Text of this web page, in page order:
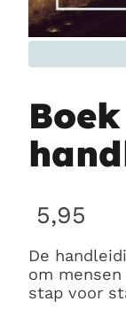
Boek
5,95
De
om
stap voor